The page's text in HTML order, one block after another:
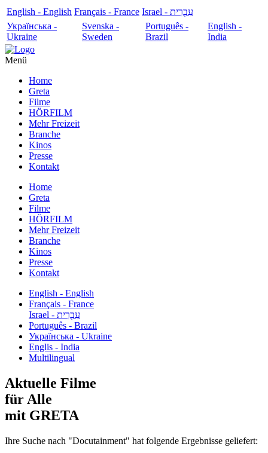
English - English Français - France
עִבְרִית - Israel
Українська -
Ukraine
Svenska -
Sweden
Português -
Brazil
English -
India
Menü
Home
Greta
Filme
HÖRFILM
Mehr Freizeit
Branche
Kinos
Presse
Kontakt
Home
Greta
Filme
HÖRFILM
Mehr Freizeit
Branche
Kinos
Presse
Kontakt
English - English
Français - France
עִבְרִית - Israel
Português - Brazil
Українська - Ukraine
Englis - India
Multilingual
Aktuelle Filme
für Alle
mit GRETA
Ihre Suche nach "Docutainment" hat folgende Ergebnisse geliefert: